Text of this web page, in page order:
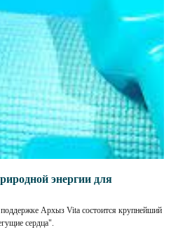
энергии для
Архыз Vita состоится крупнейший
сердца".